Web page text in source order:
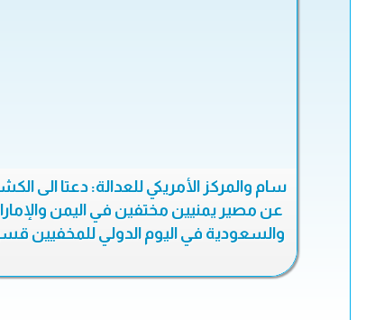
سام والمركز الأمريكي للعدالة: دعتا الى
عن مصير يمنيين مختفين في اليمن
والسعودية في اليوم الدولي للمخفيين